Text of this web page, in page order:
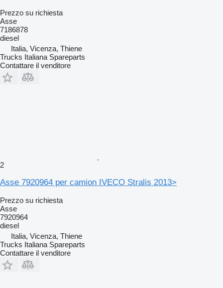
Prezzo su richiesta
Asse
7186878
diesel
Italia, Vicenza, Thiene
Trucks Italiana Spareparts
Contattare il venditore
2
Asse 7920964 per camion IVECO Stralis 2013>
Prezzo su richiesta
Asse
7920964
diesel
Italia, Vicenza, Thiene
Trucks Italiana Spareparts
Contattare il venditore